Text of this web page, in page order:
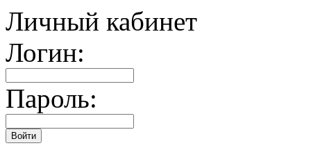
Личный кабинет
Логин:
Пароль: